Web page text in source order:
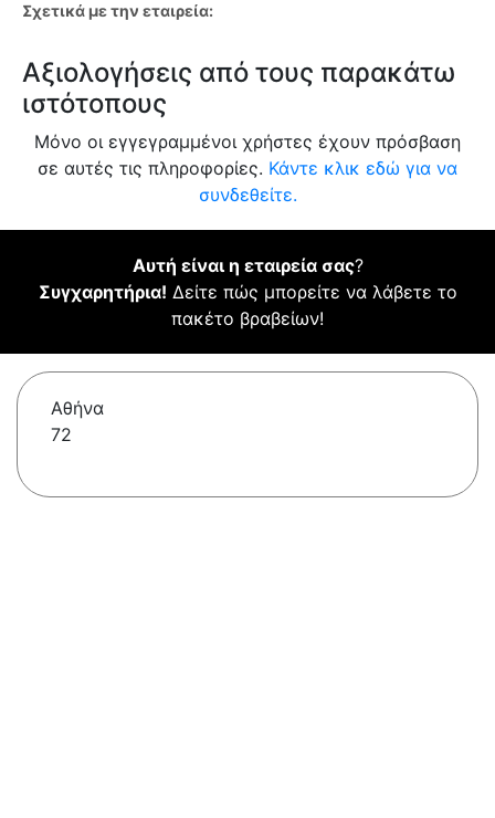
Σχετικά με την εταιρεία:
Αξιολογήσεις από τους παρακάτω
ιστότοπους
Μόνο οι εγγεγραμμένοι χρήστες έχουν πρόσβαση
σε αυτές τις πληροφορίες. Κάντε κλικ εδώ για να
συνδεθείτε.
Αυτή είναι η εταιρεία σας?
Συγχαρητήρια! Δείτε πώς μπορείτε να λάβετε το
πακέτο βραβείων!
Αθήνα
72